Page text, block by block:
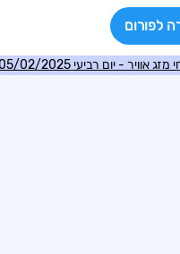
לפורום
מזג אוויר - יום רביעי 05/02/2025